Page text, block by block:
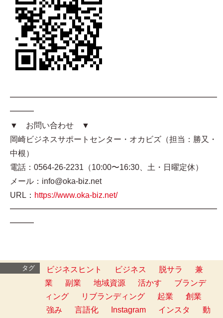
━━━━━━━━━━━━━━━━━━━━━━━━━━
━━━
▼ お問い合わせ ▼
岡崎ビジネスサポートセンター・オカビズ（担当：勝又・
中根）
電話：0564-26-2231（10:00〜16:30、土・日曜定休）
メール：info@oka-biz.net
URL： https://www.oka-biz.net/
━━━━━━━━━━━━━━━━━━━━━━━━━━
━━━
タグ ビジネスヒント ビジネス 脱サラ
兼
業
副業 地域資源 活かす
ブランデ
ィング
リブランディング 起業
創業
強み
言語化 Instagram インスタ
動